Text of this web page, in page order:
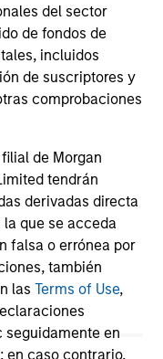
del sector
de fondos de
incluidos
de suscriptores y
comprobaciones
de Morgan
tendrán
derivadas directa
que se acceda
falsa o errónea por
también
lasTerms of Use,
seguidamente en
en caso contrario,
informational
herein does
as an
to sell or a
in any
under the
such jurisdiction.